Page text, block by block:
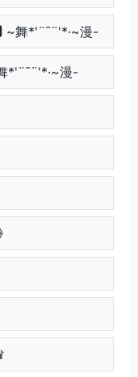
*'¨¯¨'*·~漫-
*'¨¯¨'*·~漫-